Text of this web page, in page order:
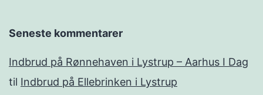
Seneste kommentarer
Indbrud på Rønnehaven i Lystrup – Aarhus I Dag
til Indbrud på Ellebrinken i Lystrup